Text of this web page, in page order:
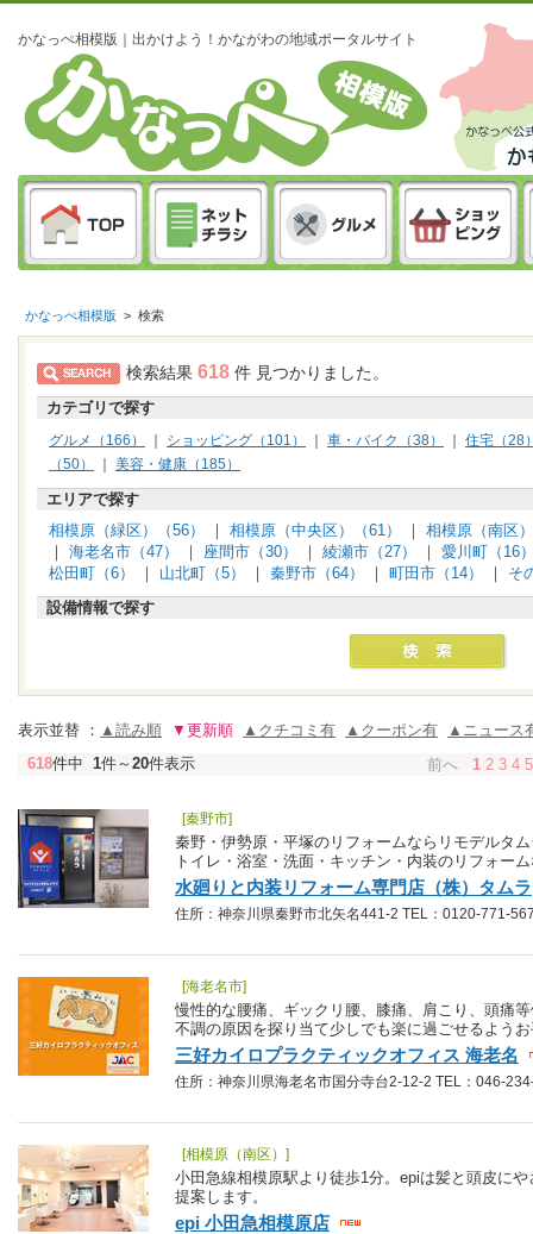
かなっぺ相模版｜出かけよう！かながわの地域ポータルサイト
かなっぺ相模版 > 検索
検索結果 618 件 見つかりました。
カテゴリで探す
グルメ（166） ショッピング（101） 車・バイク（38）
住宅（28
（50）
美容・健康（185）
エリアで探す
相模原（緑区）（56）
｜ 相模原（中央区）（61） ｜ 相模原（南区
｜ 海老名市（47） ｜ 座間市（30） ｜ 綾瀬市（27） ｜ 愛川町（16
松田町（6）
｜ 山北町（5） ｜ 秦野市（64） ｜ 町田市（14） ｜ そ
設備情報で探す
表示並替 ： ▲読み順 ▼更新順 ▲クチコミ有 ▲クーポン有
▲ニュース
618件中 1件～ 20件表示 前へ 1 2 3 4 5
[秦野市]
秦野・伊勢原・平塚のリフォームならリモデルタ
トイレ・浴室・洗面・キッチン・内装のリフォー
水廻りと内装リフォーム専門店（株）タムラ
住所：神奈川県秦野市北矢名441-2 TEL：0120-771-
[海老名市]
慢性的な腰痛、ギックリ腰、膝痛、肩こり、頭痛
不調の原因を探り当て少しでも楽に過ごせるよう
三好カイロプラクティックオフィス 海老名
住所：神奈川県海老名市国分寺台2-12-2 TEL：046-
[相模原（南区）]
小田急線相模原駅より徒歩1分。epiは髪と頭皮に
提案します。
epi 小田急相模原店